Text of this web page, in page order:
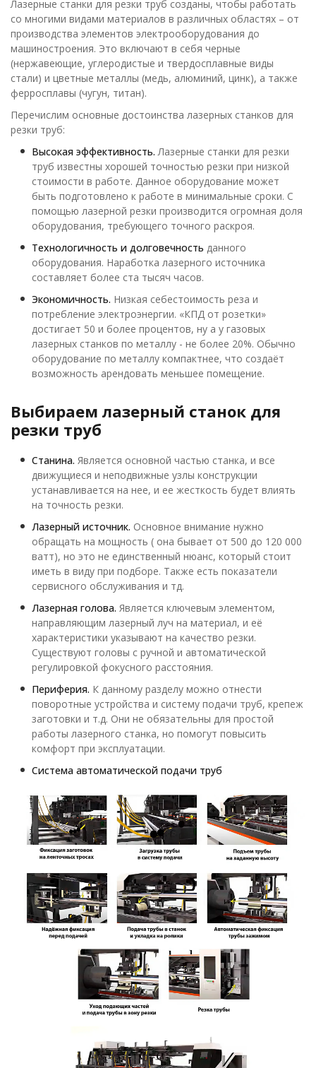
Лазерные станки для резки труб созданы, чтобы работать
со многими видами материалов в различных областях – от
производства элементов электрооборудования до
машиностроения. Это включают в себя черные
(нержавеющие, углеродистые и твердосплавные виды
стали) и цветные металлы (медь, алюминий, цинк), а также
ферросплавы (чугун, титан).
Перечислим основные достоинства лазерных станков для
резки труб:
Высокая эффективность. Лазерные станки для резки
труб известны хорошей точностью резки при низкой
стоимости в работе. Данное оборудование может
быть подготовлено к работе в минимальные сроки. С
помощью лазерной резки производится огромная доля
оборудования, требующего точного раскроя.
Технологичность и долговечность данного
оборудования. Наработка лазерного источника
составляет более ста тысяч часов.
Экономичность. Низкая себестоимость реза и
потребление электроэнергии. «КПД от розетки»
достигает 50 и более процентов, ну а у газовых
лазерных станков по металлу - не более 20%. Обычно
оборудование по металлу компактнее, что создаёт
возможность арендовать меньшее помещение.
Выбираем лазерный станок для
резки труб
Станина. Является основной частью станка, и все
движущиеся и неподвижные узлы конструкции
устанавливается на нее, и ее жесткость будет влиять
на точность резки.
Лазерный источник. Основное внимание нужно
обращать на мощность ( она бывает от 500 до 120 000
ватт), но это не единственный нюанс, который стоит
иметь в виду при подборе. Также есть показатели
сервисного обслуживания и тд.
Лазерная голова. Является ключевым элементом,
направляющим лазерный луч на материал, и её
характеристики указывают на качество резки.
Существуют головы с ручной и автоматической
регулировкой фокусного расстояния.
Периферия. К данному разделу можно отнести
поворотные устройства и систему подачи труб, крепеж
заготовки и т.д. Они не обязательны для простой
работы лазерного станка, но помогут повысить
комфорт при эксплуатации.
Система автоматической подачи труб